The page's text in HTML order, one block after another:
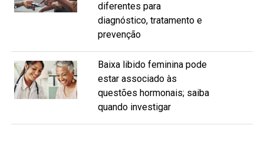
diferentes para
diagnóstico, tratamento e
prevenção
Baixa libido feminina pode
estar associado às
questões hormonais; saiba
quando investigar